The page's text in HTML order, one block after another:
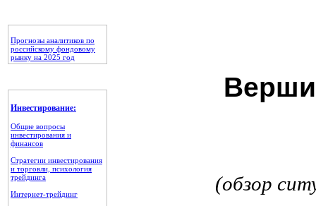
Прогнозы аналитиков по
российскому фондовому
рынку на 2025 год
Инвестирование:
Общие вопросы
инвестирования и
финансов
Стратегии инвестирования
и торговли, психология
трейдинга
Интернет-трейдинг
(обзор